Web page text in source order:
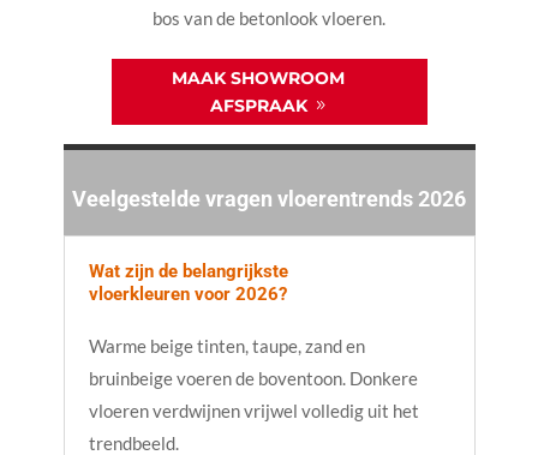
bos van de betonlook vloeren.
MAAK SHOWROOM
AFSPRAAK
Veelgestelde vragen vloerentrends 2026
Wat zijn de belangrijkste
vloerkleuren voor 2026?
Warme beige tinten, taupe, zand en
bruinbeige voeren de boventoon. Donkere
vloeren verdwijnen vrijwel volledig uit het
trendbeeld.